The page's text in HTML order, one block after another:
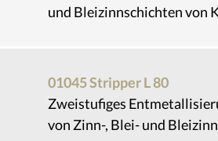
und Bleizinnschichten von
01045 Stripper L 80
Zweistufiges
von Zinn-, Blei- und